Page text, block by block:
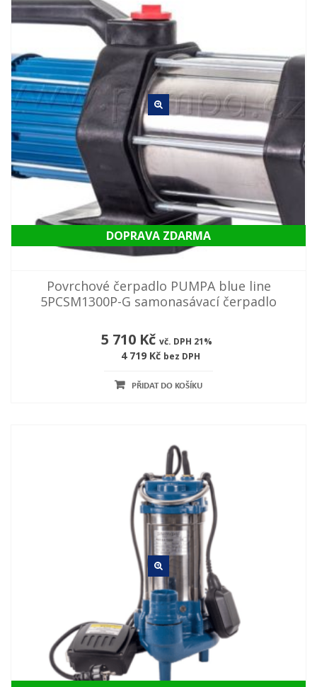
DOPRAVA ZDARMA
Povrchové čerpadlo PUMPA blue line
5PCSM1300P-G samonasávací čerpadlo
5 710 Kč vč. DPH 21%
4 719 Kč bez DPH
PŘIDAT DO KOŠÍKU